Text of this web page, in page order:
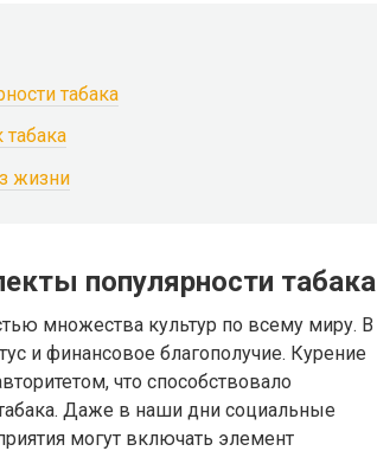
табака
жизни
популярности табака
множества культур по всему миру. В
и финансовое благополучие. Курение
что способствовало
Даже в наши дни социальные
могут включать элемент